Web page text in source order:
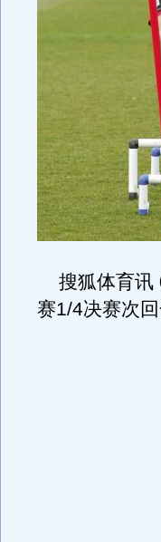
搜狐体育讯
赛1/4决赛次